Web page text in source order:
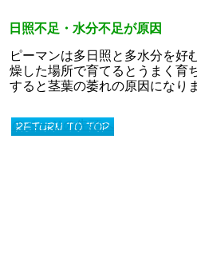
日照不足・水分不足が原因
ピーマンは多日照と多水分を好
燥した場所で育てるとうまく育
すると茎葉の萎れの原因になり
のページの先頭へ